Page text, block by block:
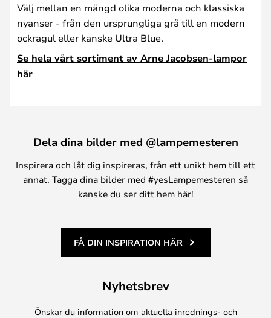
Välj mellan en mängd olika moderna och klassiska
nyanser - från den ursprungliga grå till en modern
ockragul eller kanske Ultra Blue.
Se hela vårt sortiment av Arne Jacobsen-lampor
här
Dela dina bilder med @lampemesteren
Inspirera och låt dig inspireras, från ett unikt hem till ett
annat. Tagga dina bilder med #yesLampemesteren så
kanske du ser ditt hem här!
FÅ DIN INSPIRATION HÄR
Nyhetsbrev
Önskar du information om aktuella inrednings- och